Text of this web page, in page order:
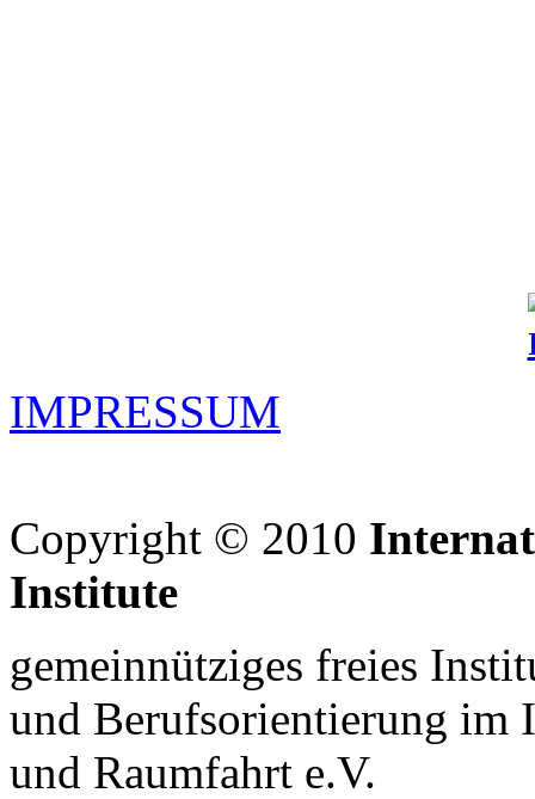
IMPRESSUM
Copyright © 2010
Institute
gemeinnütziges freies
und Berufsorientierung im
und Raumfahrt e.V.